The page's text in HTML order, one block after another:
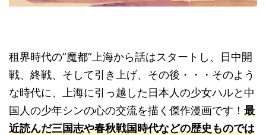
租界時代の”魔都”上海から話はスタートし、日中開
戦、終戦、そして引き上げ、その後・・・そのよう
な時代に、上海に引っ越した日本人の少女ハルと中
国人の少年シンの心の交流を描く傑作漫画です！ 最
近読んだ三国志や春秋戦国時代などの歴史ものでは